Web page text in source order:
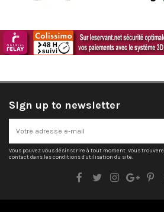
Sign up to newsletter
Vous pouvez vous désinscrire à tout moment. Vous
contact dans les conditions d'utilisation du site.